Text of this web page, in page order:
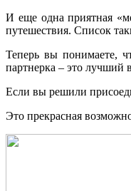
И еще одна приятная
путешествия. Список
Теперь вы понимаете,
партнерка – это лучший
Если вы решили
Это прекрасная